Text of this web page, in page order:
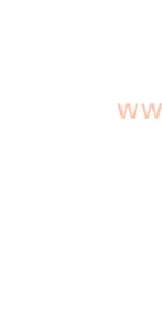
PRIVACY